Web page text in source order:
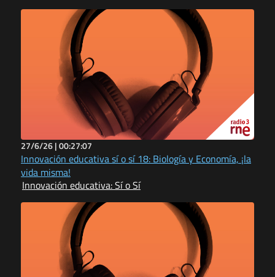
27/6/26 |00:27:07
Innovación educativa sí o sí 18: Biología y Economía, ¡la
vida misma!
Innovación educativa: Sí o Sí